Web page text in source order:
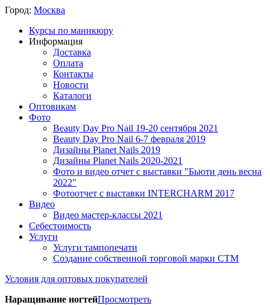
Город: Москва
Курсы по маникюру
Информация
Доставка
Оплата
Контакты
Новости
Каталоги
Оптовикам
Фото
Beauty Day Pro Nail 19-20 сентября 2021
Beauty Day Pro Nail 6-7 февраля 2019
Дизайны Planet Nails 2019
Дизайны Planet Nails 2020-2021
Фото и видео отчет с выставки "Бьюти день весна
2022"
Фотоотчет с выставки INTERCHARM 2017
Видео
Видео мастер-классы 2021
Себестоимость
Услуги
Услуги тампопечати
Создание собственной торговой марки СТМ
Условия для оптовых покупателей
Наращивание ногтейПросмотреть